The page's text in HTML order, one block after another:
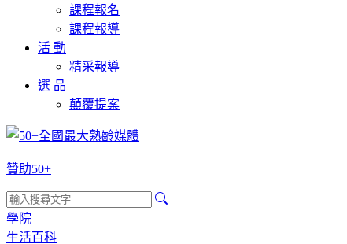
課程報名
課程報導
活 動
精采報導
選 品
顛覆提案
贊助50+
學院
生活百科